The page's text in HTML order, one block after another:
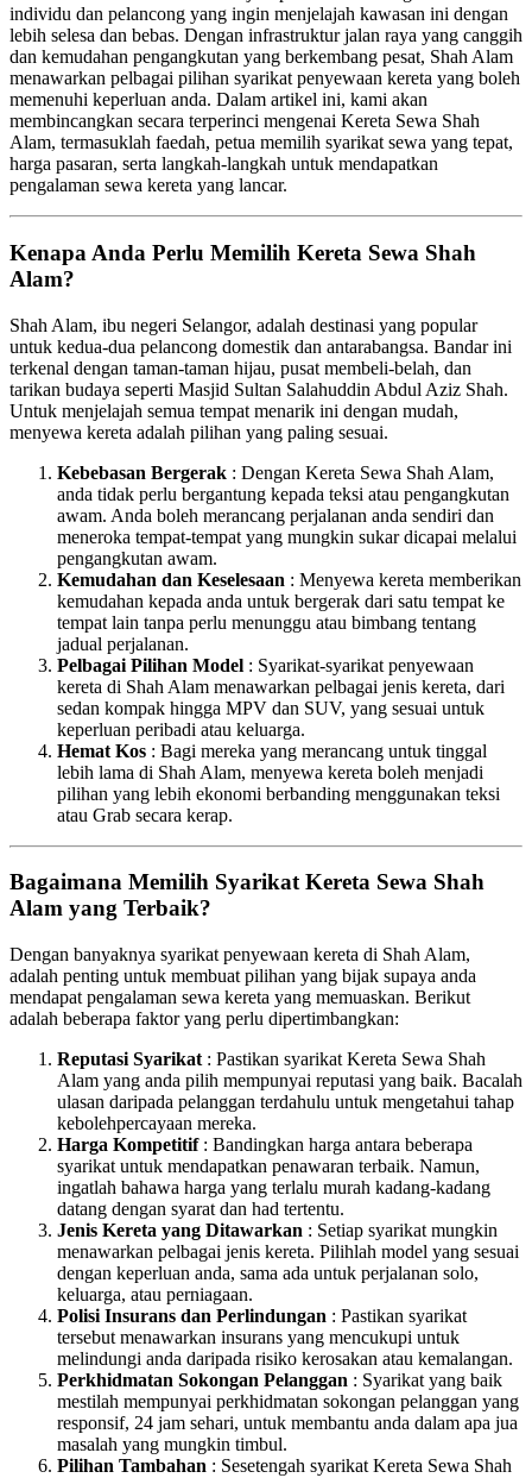
individu dan pelancong yang ingin menjelajah kawasan ini dengan
lebih selesa dan bebas. Dengan infrastruktur jalan raya yang canggih
dan kemudahan pengangkutan yang berkembang pesat, Shah Alam
menawarkan pelbagai pilihan syarikat penyewaan kereta yang boleh
memenuhi keperluan anda. Dalam artikel ini, kami akan
membincangkan secara terperinci mengenai Kereta Sewa Shah
Alam, termasuklah faedah, petua memilih syarikat sewa yang tepat,
harga pasaran, serta langkah-langkah untuk mendapatkan
pengalaman sewa kereta yang lancar.
Kenapa Anda Perlu Memilih Kereta Sewa Shah
Alam?
Shah Alam, ibu negeri Selangor, adalah destinasi yang popular
untuk kedua-dua pelancong domestik dan antarabangsa. Bandar ini
terkenal dengan taman-taman hijau, pusat membeli-belah, dan
tarikan budaya seperti Masjid Sultan Salahuddin Abdul Aziz Shah.
Untuk menjelajah semua tempat menarik ini dengan mudah,
menyewa kereta adalah pilihan yang paling sesuai.
Kebebasan Bergerak : Dengan Kereta Sewa Shah Alam,
anda tidak perlu bergantung kepada teksi atau pengangkutan
awam. Anda boleh merancang perjalanan anda sendiri dan
meneroka tempat-tempat yang mungkin sukar dicapai melalui
pengangkutan awam.
Kemudahan dan Keselesaan : Menyewa kereta memberikan
kemudahan kepada anda untuk bergerak dari satu tempat ke
tempat lain tanpa perlu menunggu atau bimbang tentang
jadual perjalanan.
Pelbagai Pilihan Model : Syarikat-syarikat penyewaan
kereta di Shah Alam menawarkan pelbagai jenis kereta, dari
sedan kompak hingga MPV dan SUV, yang sesuai untuk
keperluan peribadi atau keluarga.
Hemat Kos : Bagi mereka yang merancang untuk tinggal
lebih lama di Shah Alam, menyewa kereta boleh menjadi
pilihan yang lebih ekonomi berbanding menggunakan teksi
atau Grab secara kerap.
Bagaimana Memilih Syarikat Kereta Sewa Shah
Alam yang Terbaik?
Dengan banyaknya syarikat penyewaan kereta di Shah Alam,
adalah penting untuk membuat pilihan yang bijak supaya anda
mendapat pengalaman sewa kereta yang memuaskan. Berikut
adalah beberapa faktor yang perlu dipertimbangkan:
Reputasi Syarikat : Pastikan syarikat Kereta Sewa Shah
Alam yang anda pilih mempunyai reputasi yang baik. Bacalah
ulasan daripada pelanggan terdahulu untuk mengetahui tahap
kebolehpercayaan mereka.
Harga Kompetitif : Bandingkan harga antara beberapa
syarikat untuk mendapatkan penawaran terbaik. Namun,
ingatlah bahawa harga yang terlalu murah kadang-kadang
datang dengan syarat dan had tertentu.
Jenis Kereta yang Ditawarkan : Setiap syarikat mungkin
menawarkan pelbagai jenis kereta. Pilihlah model yang sesuai
dengan keperluan anda, sama ada untuk perjalanan solo,
keluarga, atau perniagaan.
Polisi Insurans dan Perlindungan : Pastikan syarikat
tersebut menawarkan insurans yang mencukupi untuk
melindungi anda daripada risiko kerosakan atau kemalangan.
Perkhidmatan Sokongan Pelanggan : Syarikat yang baik
mestilah mempunyai perkhidmatan sokongan pelanggan yang
responsif, 24 jam sehari, untuk membantu anda dalam apa jua
masalah yang mungkin timbul.
Pilihan Tambahan : Sesetengah syarikat Kereta Sewa Shah